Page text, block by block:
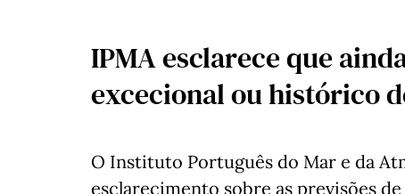
IPMA esclarece que
excecional ou histórico
O Instituto Português do Mar e da
esclarecimento sobre as previsões